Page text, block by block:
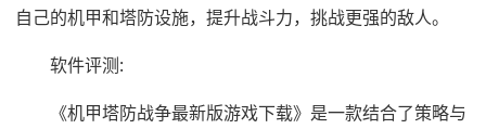
自己的机甲和塔防设施，提升战斗力，挑战更强的敌人。
软件评测:
《机甲塔防战争最新版游戏下载》是一款结合了策略与